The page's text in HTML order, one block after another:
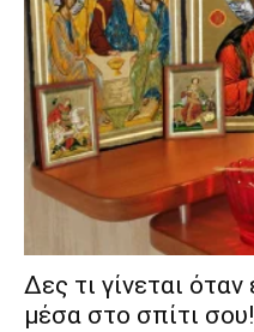
Δες τι γίνεται όταν
μέσα στο σπίτι σου!